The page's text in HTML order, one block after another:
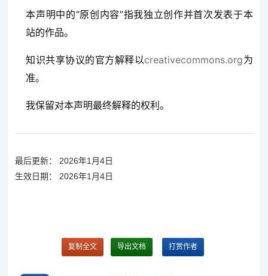
本声明中的“原创内容”指我独立创作并首次发表于本
站的作品。
知识共享协议的官方解释以creativecommons.org为
准。
我保留对本声明最终解释的权利。
最后更新： 2026年1月4日
生效日期： 2026年1月4日
复制全文 导出文档 打赏作者